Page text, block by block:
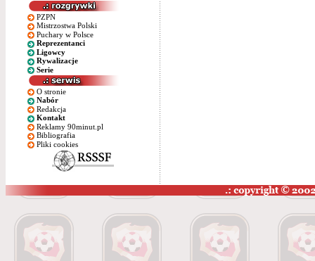
PZPN
Mistrzostwa Polski
Puchary w Polsce
Reprezentanci
Ligowcy
Rywalizacje
Serie
O stronie
Nabór
Redakcja
Kontakt
Reklamy 90minut.pl
Bibliografia
Pliki cookies